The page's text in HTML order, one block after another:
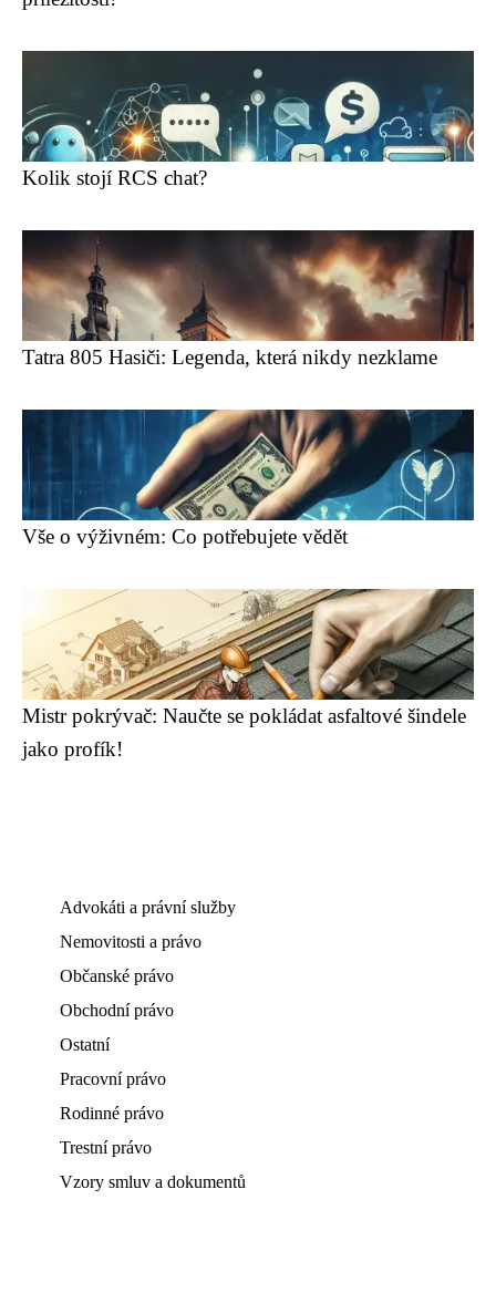
Kolik stojí RCS chat?
Tatra 805 Hasiči: Legenda, která nikdy nezklame
Vše o výživném: Co potřebujete vědět
Mistr pokrývač: Naučte se pokládat asfaltové šindele
jako profík!
Advokáti a právní služby
Nemovitosti a právo
Občanské právo
Obchodní právo
Ostatní
Pracovní právo
Rodinné právo
Trestní právo
Vzory smluv a dokumentů